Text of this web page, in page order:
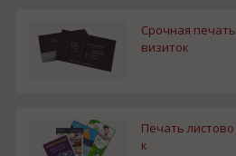
Срочная печать
визиток
Печать листово
к